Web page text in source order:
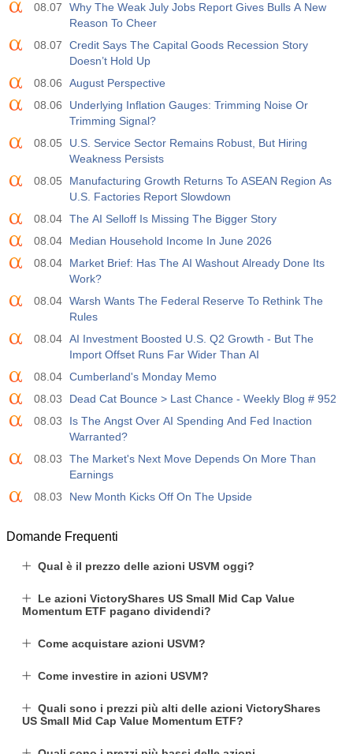
08.07
Why The Weak July Jobs Report Gives Bulls A New
Reason To Cheer
08.07
Credit Says The Capital Goods Recession Story
Doesn’t Hold Up
08.06
August Perspective
08.06
Underlying Inflation Gauges: Trimming Noise Or
Trimming Signal?
08.05
U.S. Service Sector Remains Robust, But Hiring
Weakness Persists
08.05
Manufacturing Growth Returns To ASEAN Region As
U.S. Factories Report Slowdown
08.04 The AI Selloff Is Missing The Bigger Story
08.04
Median Household Income In June 2026
08.04
Market Brief: Has The AI Washout Already Done Its
Work?
08.04 Warsh Wants The Federal Reserve To Rethink The
Rules
08.04 AI Investment Boosted U.S. Q2 Growth - But The
Import Offset Runs Far Wider Than AI
08.04 Cumberland's Monday Memo
08.03
Dead Cat Bounce > Last Chance - Weekly Blog # 952
08.03
Is The Angst Over AI Spending And Fed Inaction
Warranted?
08.03
The Market's Next Move Depends On More Than
Earnings
08.03
New Month Kicks Off On The Upside
Domande Frequenti
Qual è il prezzo delle azioni USVM oggi?
Le azioni VictoryShares US Small Mid Cap Value
Momentum ETF pagano dividendi?
Come acquistare azioni USVM?
Come investire in azioni USVM?
Quali sono i prezzi più alti delle azioni VictoryShares
US Small Mid Cap Value Momentum ETF?